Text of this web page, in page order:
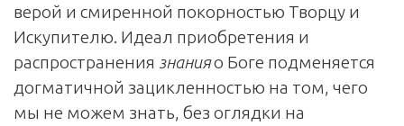
верой и смиренной покорностью Творцу и
Искупителю. Идеал приобретения и
распространения знанияо Боге подменяется
догматичной зацикленностью на том, чего
мы не можем знать, без оглядки на